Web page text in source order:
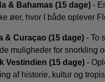
& Bahamas (15 dage) -
øer, hvor I både oplever
& Curaçao (15 dage) - To
muligheder for snorkling
Vestindien (15 dage) -
af historie, kultur og